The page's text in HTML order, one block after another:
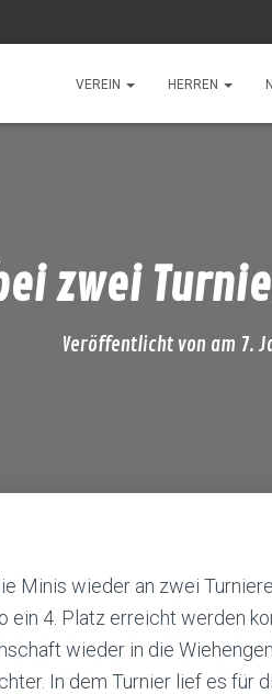
VEREIN HERREN
zwei
Veröffentlicht von am 7.
Minis wieder an zwei
ein 4. Platz erreicht werden
wieder in die
In dem Turnier lief es für